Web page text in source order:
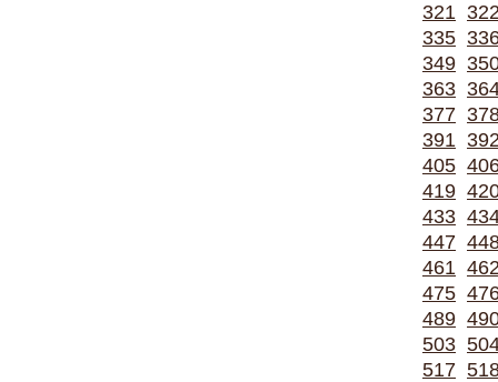
321
335
349
363
377
391
405
419
433
447
461
475
489
503
517